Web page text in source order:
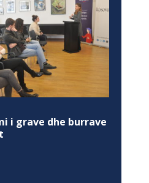
i grave dhe burrave